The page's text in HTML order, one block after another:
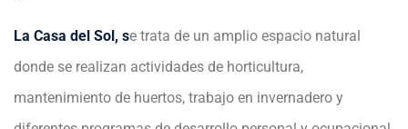
La Casa del Sol, se trata de un amplio espacio natural
donde se realizan actividades de horticultura,
mantenimiento de huertos, trabajo en invernadero y